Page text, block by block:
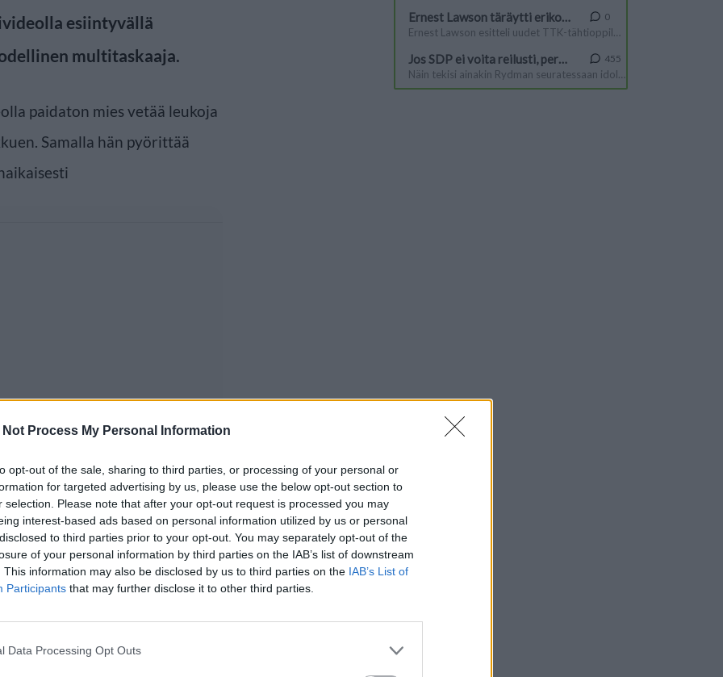
Not Process My Personal Information
opt-out of the sale, sharing to third parties, or processing of your personal or
for targeted advertising by us, please use the below opt-out section to
selection. Please note that after your opt-out request is processed you may
interest-based ads based on personal information utilized by us or personal
to third parties prior to your opt-out. You may separately opt-out of the
of your personal information by third parties on the IAB’s list of downstream
This information may also be disclosed by us to third parties on the IAB’s List of
Participants that may further disclose it to other third parties.
Data Processing Opt Outs
esiintyvällä
multitaskaaja.
paidaton mies vetää leukoja
Samalla hän pyörittää